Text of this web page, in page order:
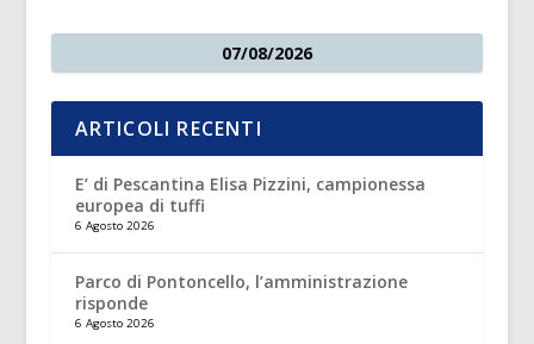
07/08/2026
ARTICOLI RECENTI
E’ di Pescantina Elisa Pizzini, campionessa
europea di tuffi
6 Agosto 2026
Parco di Pontoncello, l’amministrazione
risponde
6 Agosto 2026